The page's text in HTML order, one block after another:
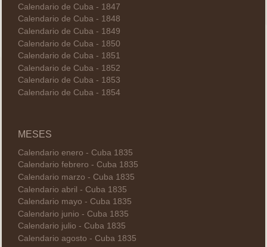
Calendario de Cuba - 1847
Calendario de Cuba - 1848
Calendario de Cuba - 1849
Calendario de Cuba - 1850
Calendario de Cuba - 1851
Calendario de Cuba - 1852
Calendario de Cuba - 1853
Calendario de Cuba - 1854
MESES
Calendario enero - Cuba 1835
Calendario febrero - Cuba 1835
Calendario marzo - Cuba 1835
Calendario abril - Cuba 1835
Calendario mayo - Cuba 1835
Calendario junio - Cuba 1835
Calendario julio - Cuba 1835
Calendario agosto - Cuba 1835